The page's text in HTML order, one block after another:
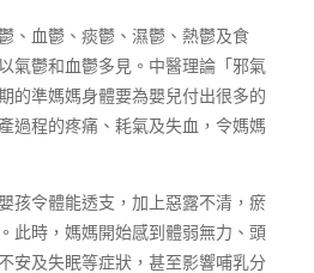
、血鬱、痰鬱、濕鬱、熱鬱及食
氣鬱和血鬱多見。中醫理論「邪氣
的準媽媽身體要為嬰兒付出很多的
過程的疼痛、耗氣及失血，令媽媽
孩令體能透支，加上惡露不清，瘀
此時，媽媽開始感到體弱無力、頭
安及失眠等症狀，甚至影響哺乳分